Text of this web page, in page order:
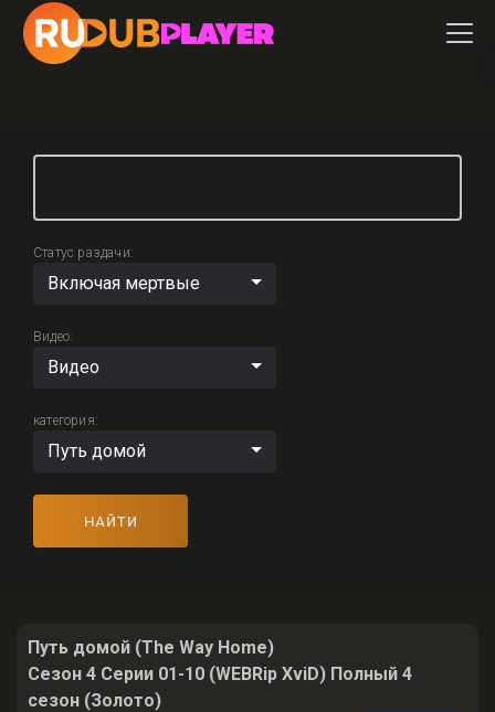
Статус раздачи:
Включая мертвые
Видео:
Видео
категория:
Путь домой
НАЙТИ
Путь домой (The Way Home)
Сезон 4 Серии 01-10 (WEBRip XviD) Полный 4
сезон (Золото)